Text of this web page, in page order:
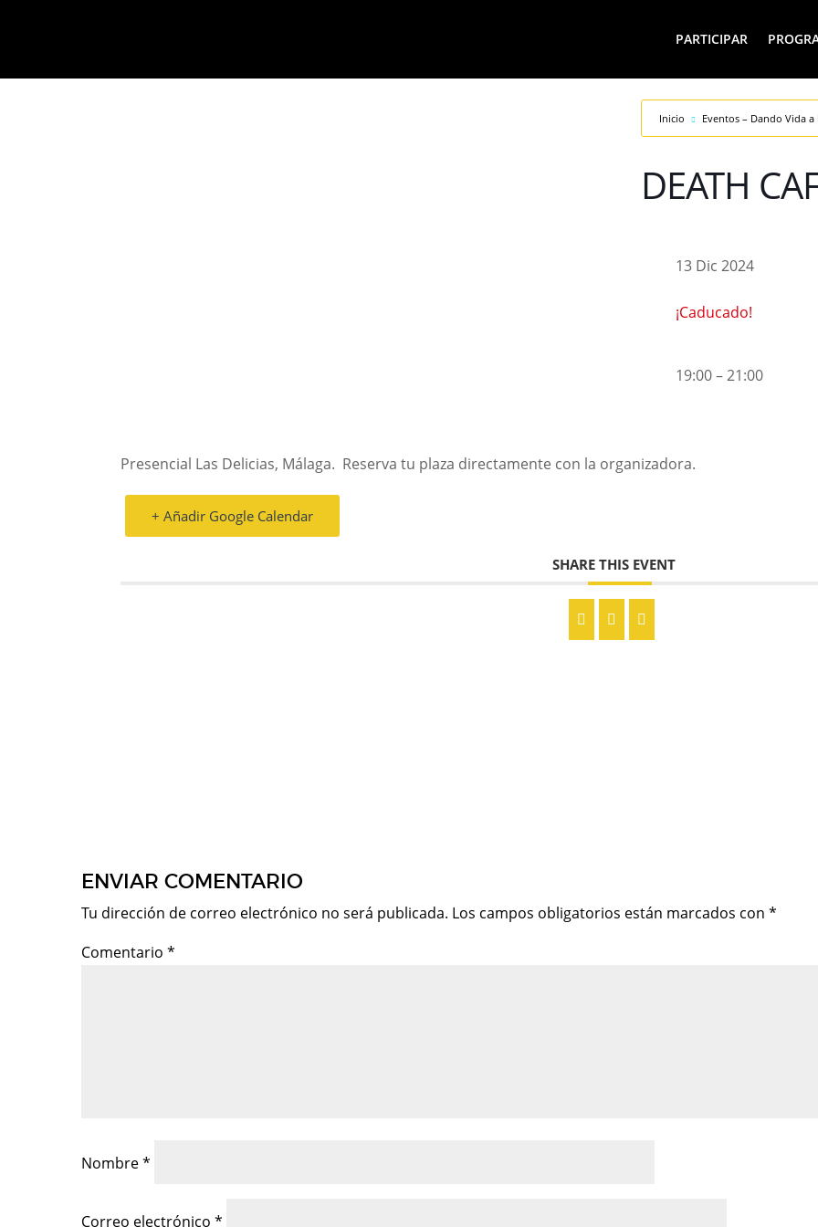
PARTICIPAR
Inicio Eventos – Dando Vida
DEATH
13 Dic 2024
¡Caducado!
19:00 – 21:00
Presencial Las Delicias, Málaga. Reserva tu plaza directamente con la organizadora.
+ Añadir Google Calendar
SHARE THIS EVENT
ENVIAR COMENTARIO
Tu dirección de correo electrónico no será publicada. Los campos obligatorios están marcados con *
Comentario *
Nombre*
Correo electrónico *